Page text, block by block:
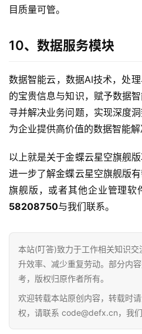
目质量可管。
10、数据服务模块
数据智能云，数据AI技术，处
的宝贵信息与知识，赋予数据
寻并解决业务问题，实现深度
为企业提供高价值的数据智能解
以上就是关于金蝶云星空旗舰
进一步了解金蝶云星空旗舰版
旗舰版，或者其他企业管理软
58208750与我们联系。
本站(叮答)致力于工作相关知识
升效率、减少重复劳动。部分内
考，版权归原作者所有。
欢迎转载本站原创内容，转载时
权，请联系 code@defx.cn，我们